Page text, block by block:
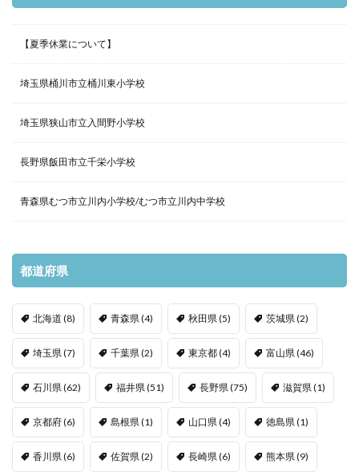
【夏季休業について】
埼玉県桶川市立桶川東小学校
埼玉県狭山市立入間野小学校
長野県飯田市立千栄小学校
青森県むつ市立川内小学校/むつ市立川内中学校
都道府県
北海道 (8) 青森県 (4) 秋田県 (5) 茨城県 (2)
埼玉県 (7) 千葉県 (2) 東京都(4) 富山県 (46)
石川県 (62) 福井県 (51) 長野県 (75) 滋賀県 (1)
京都府(6) 島根県 (1) 山口県 (4) 徳島県 (1)
香川県 (6) 佐賀県 (2) 長崎県 (6) 熊本県 (9)